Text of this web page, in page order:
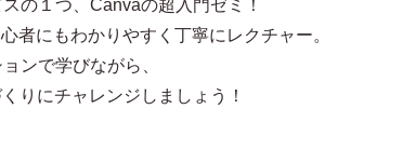
の１つ、Canvaの超入門ゼミ！
者にもわかりやすく丁寧にレクチャー。
ンで学びながら、
りにチャレンジしましょう！